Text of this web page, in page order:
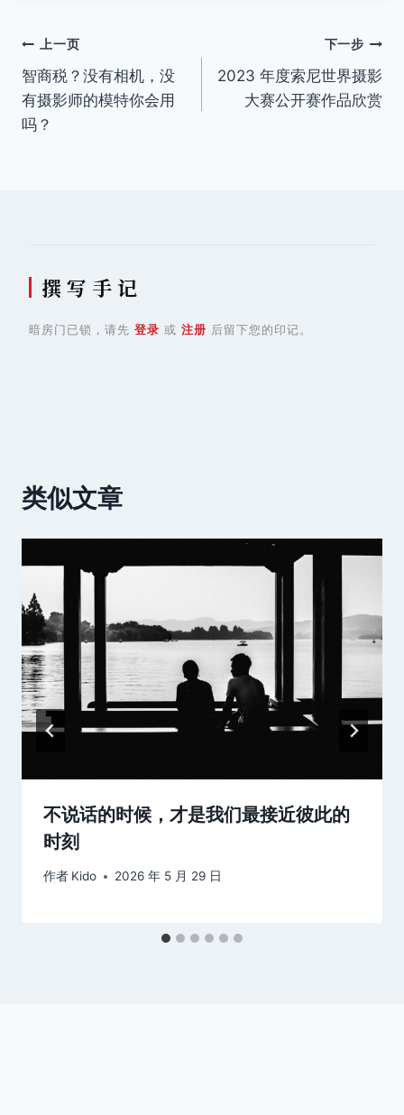
文
章
导
上一页
智商税？没有相机，没
有摄影师的模特你会用
吗？
下一步
2023 年度索尼世界摄影
大赛公开赛作品欣赏
撰 写 手 记
暗房门已锁，请先 登录 或 注册 后留下您的印记。
类似文章
不说话的时候，才是我们最接近彼此的
时刻
作者 Kido 2026 年 5 月 29 日